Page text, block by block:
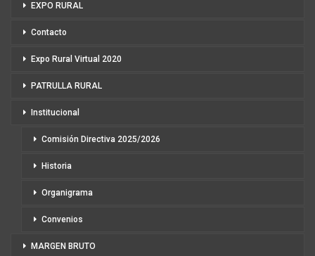
EXPO RURAL
Contacto
Expo Rural Virtual 2020
PATRULLA RURAL
Institucional
Comisión Directiva 2025/2026
Historia
Organigrama
Convenios
MARGEN BRUTO